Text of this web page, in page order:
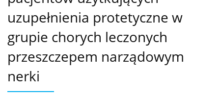
uzupełnienia protetyczne w
grupie chorych leczonych
przeszczepem narządowym
nerki